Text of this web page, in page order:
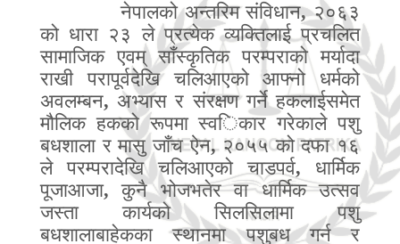
नेपालको अन्तरिम संविधान,२०६३
को धारा २३ ले प्रत्येक व्यक्तिलाई प्रचलित
सामाजिक एवम्‌ साँस्कृतिक परम्पराको मर्यादा
राखी परापूर्वदेखि चलिआएको आफ्नो धर्मको
अवलम्बन,अभ्यास र संरक्षण गर्ने हकलाईसमेत
मौलिक हकको रूपमा स्विकार गरेकाले पशु
बधशाला र मासु जाँच ऐन, २०५५ को दफा १६
ले परम्परादेखि चलिआएको चाडपर्व, धार्मिक
पूजाआजा,कुनै भोजभतेर वा धार्मिक उत्सव
जस्ता कार्यको सिलसिलामा पशु
बधशालाबाहेकका स्थानमा पशुबध गर्न र